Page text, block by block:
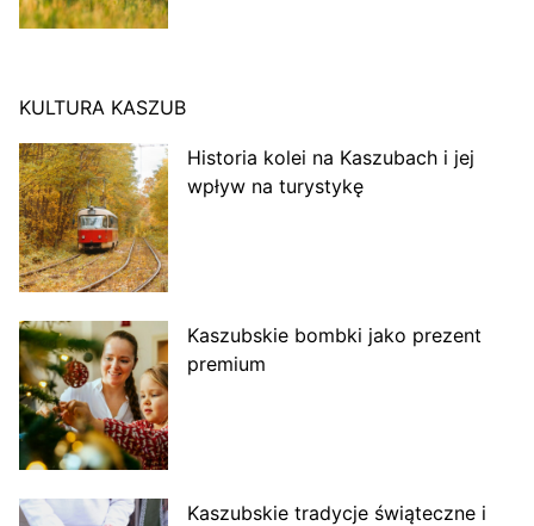
KULTURA KASZUB
Historia kolei na Kaszubach i jej
wpływ na turystykę
Kaszubskie bombki jako prezent
premium
Kaszubskie tradycje świąteczne i